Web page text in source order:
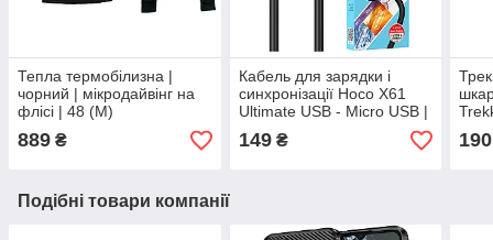
Тепла термобілизна |
чорний | мікродайвінг на
флісі | 48 (M)
889 ₴
Кабель для зарядки і
синхронізації Hoco X61
Ultimate USB - Micro USB |
2.4A | 1 м | чорний
149₴
M /
190
Подібні товари компанії